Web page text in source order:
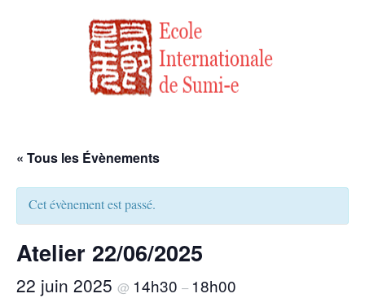
« Tous les Évènements
Cet évènement est passé.
Atelier 22/06/2025
22 juin 2025 @ 14h30 – 18h00